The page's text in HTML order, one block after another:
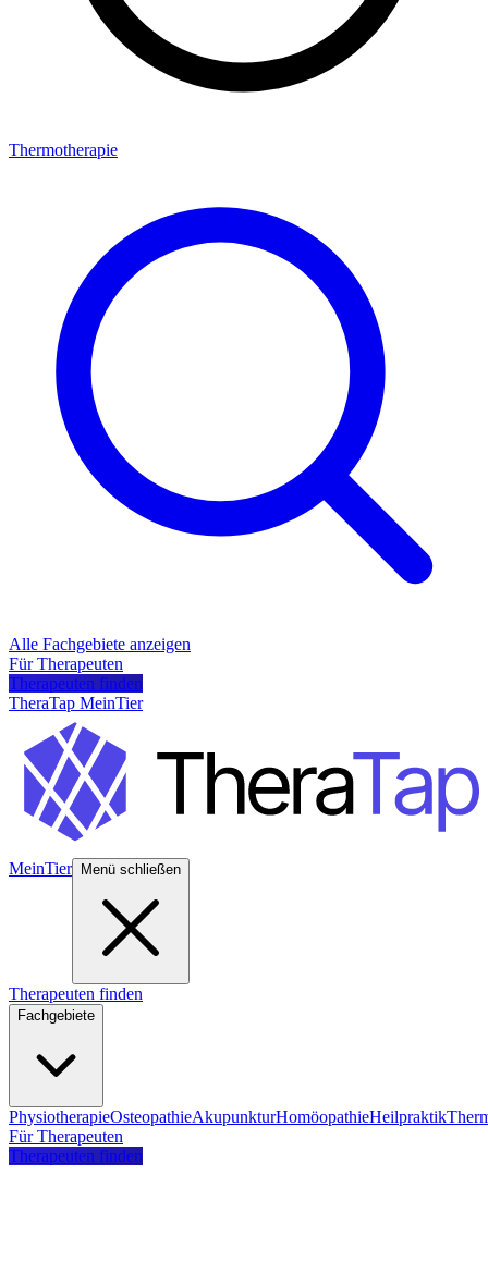
Thermotherapie
Alle Fachgebiete anzeigen
Für Therapeuten
Therapeuten finden
TheraTap MeinTier
MeinTier Menü schließen
Therapeuten finden
Fachgebiete
PhysiotherapieOsteopathieAkupunkturHomöopathieHeilpraktik
Für Therapeuten
Therapeuten finden